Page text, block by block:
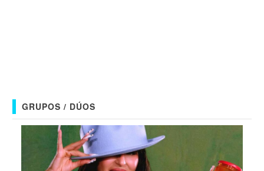
GRUPOS / DÚOS